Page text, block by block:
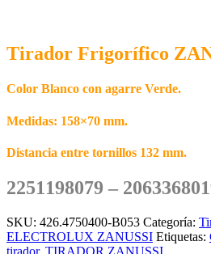
Tirador Frigorífico
Color Blanco con agarre Verde.
Medidas: 158×70 mm.
Distancia entre tornillos 132 mm.
2251198079 –
SKU: 426.4750400-B053 Categoría:
ELECTROLUX ZANUSSI Etiquetas:
tirador, TIRADOR ZANUSSI